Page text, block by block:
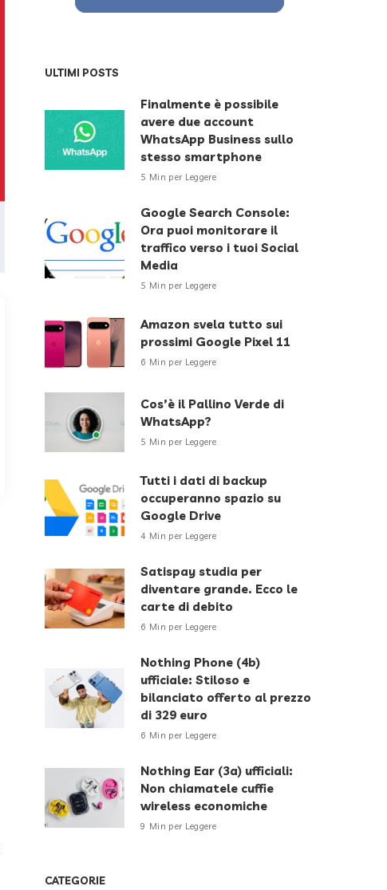
ULTIMI POSTS
Finalmente è possibile
avere due account
WhatsApp Business sullo
stesso smartphone
5 Min per Leggere
Google Search Console:
Ora puoi monitorare il
traffico verso i tuoi Social
Media
5 Min per Leggere
Amazon svela tutto sui
prossimi Google Pixel 11
6 Min per Leggere
Cos’è il Pallino Verde di
WhatsApp?
5 Min per Leggere
Tutti i dati di backup
occuperanno spazio su
Google Drive
4 Min per Leggere
Satispay studia per
diventare grande. Ecco le
carte di debito
6 Min per Leggere
Nothing Phone (4b)
ufficiale: Stiloso e
bilanciato offerto al prezzo
di 329 euro
6 Min per Leggere
Nothing Ear (3a) ufficiali:
Non chiamatele cuffie
wireless economiche
9 Min per Leggere
CATEGORIE